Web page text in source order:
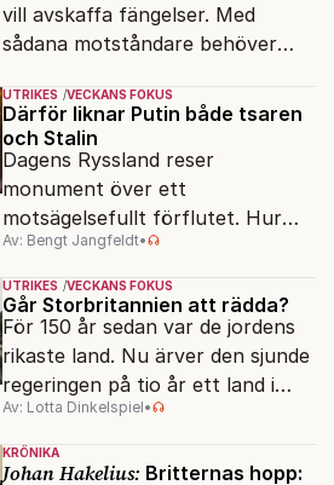
vill avskaffa fängelser. Med
sådana motståndare behöver
vänner.
UTRIKES VECKANS FOKUS
Därför liknar Putin både tsaren
och Stalin
Dagens Ryssland reser
monument över ett
motsägelsefullt förflutet. Hur
kunde två revolutioner förändra
hela samhället – utan att rubba
den ryska statsidén?
Av: Bengt Jangfeldt•
UTRIKES VECKANS FOKUS
Går Storbritannien att rädda?
För 150 år sedan var de jordens
rikaste land. Nu ärver den sjunde
regeringen på tio år ett land i
politiskt och ekonomiskt kaos.
Av: Lotta Dinkelspiel•
KRÖNIKA
Johan Hakelius: Britternas hopp: